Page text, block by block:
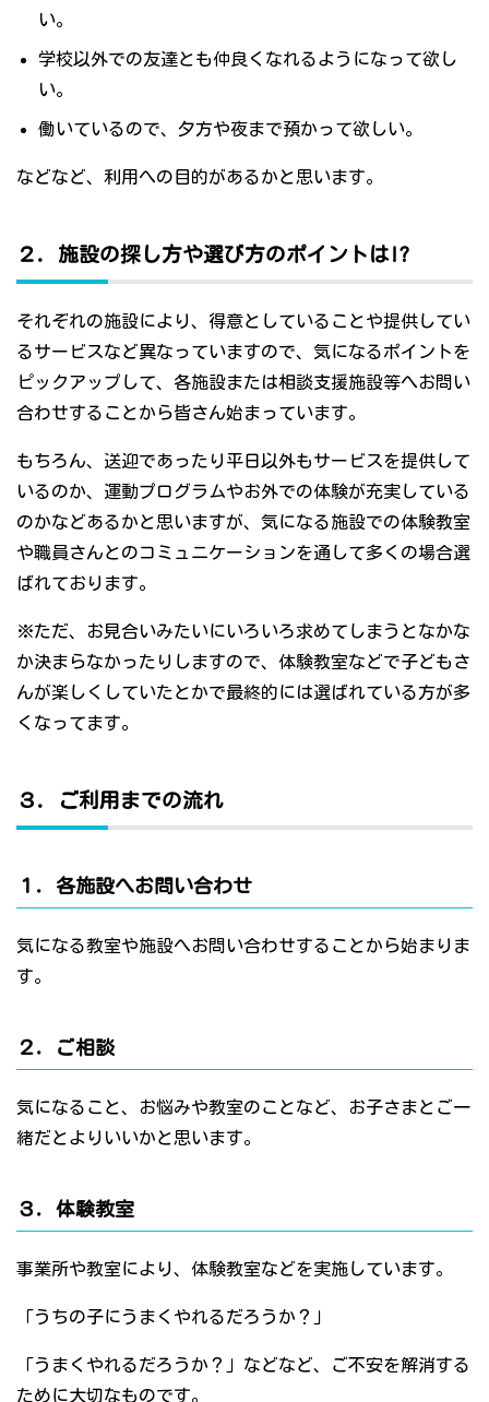
い。
学校以外での友達とも仲良くなれるようになって欲し
い。
働いているので、夕方や夜まで預かって欲しい。
などなど、利用への目的があるかと思います。
２．施設の探し方や選び方のポイントは!?
それぞれの施設により、得意としていることや提供してい
るサービスなど異なっていますので、気になるポイントを
ピックアップして、各施設または相談支援施設等へお問い
合わせすることから皆さん始まっています。
もちろん、送迎であったり平日以外もサービスを提供して
いるのか、運動プログラムやお外での体験が充実している
のかなどあるかと思いますが、気になる施設での体験教室
や職員さんとのコミュニケーションを通して多くの場合選
ばれております。
※ただ、お見合いみたいにいろいろ求めてしまうとなかな
か決まらなかったりしますので、体験教室などで子どもさ
んが楽しくしていたとかで最終的には選ばれている方が多
くなってます。
３．ご利用までの流れ
１．各施設へお問い合わせ
気になる教室や施設へお問い合わせすることから始まりま
す。
２．ご相談
気になること、お悩みや教室のことなど、お子さまとご一
緒だとよりいいかと思います。
３．体験教室
事業所や教室により、体験教室などを実施しています。
「うちの子にうまくやれるだろうか？」
「うまくやれるだろうか？」などなど、ご不安を解消する
ために大切なものです。